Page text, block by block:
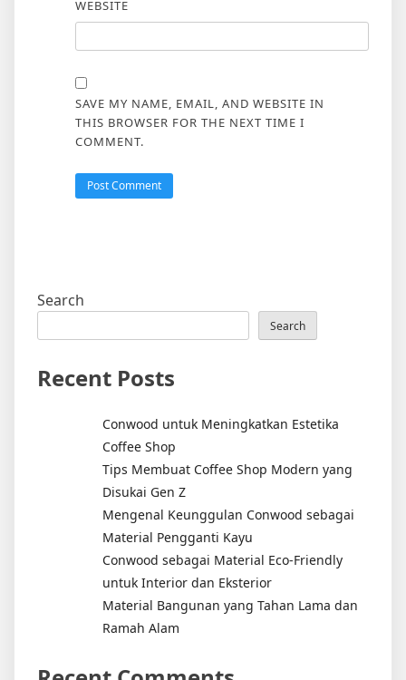
WEBSITE
SAVE MY NAME, EMAIL, AND WEBSITE IN
THIS BROWSER FOR THE NEXT TIME I
COMMENT.
Search
Search
Recent Posts
Conwood untuk Meningkatkan Estetika
Coffee Shop
Tips Membuat Coffee Shop Modern yang
Disukai Gen Z
Mengenal Keunggulan Conwood sebagai
Material Pengganti Kayu
Conwood sebagai Material Eco-Friendly
untuk Interior dan Eksterior
Material Bangunan yang Tahan Lama dan
Ramah Alam